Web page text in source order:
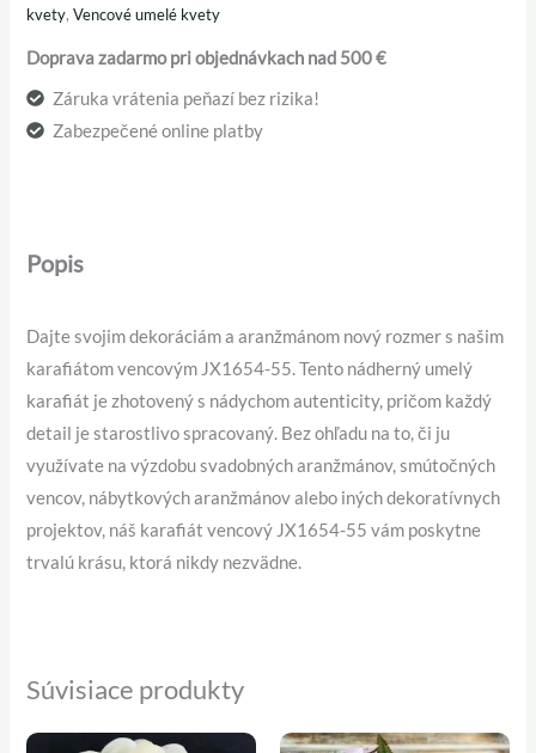
kvety,Vencové umelé kvety
Doprava zadarmo pri objednávkach nad 500 €
Záruka vrátenia peňazí bez rizika!
Zabezpečené online platby
Popis
Dajte svojim dekoráciám a aranžmánom nový rozmer s našim
karafiátom vencovým JX1654-55. Tento nádherný umelý
karafiát je zhotovený s nádychom autenticity, pričom každý
detail je starostlivo spracovaný. Bez ohľadu na to, či ju
využívate na výzdobu svadobných aranžmánov, smútočných
vencov, nábytkových aranžmánov alebo iných dekoratívnych
projektov, náš karafiát vencový JX1654-55 vám poskytne
trvalú krásu, ktorá nikdy nezvädne.
Súvisiace produkty
PôvodnáAktuálna